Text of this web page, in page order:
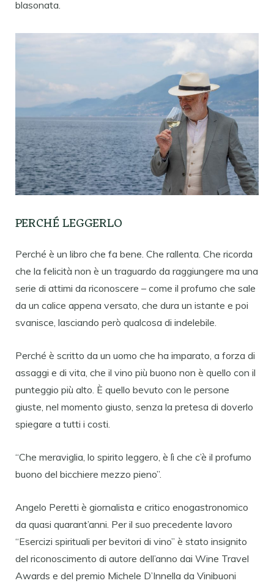
blasonata.
PERCHÉ LEGGERLO
Perché è un libro che fa bene. Che rallenta. Che ricorda
che la felicità non è un traguardo da raggiungere ma una
serie di attimi da riconoscere – come il profumo che sale
da un calice appena versato, che dura un istante e poi
svanisce, lasciando però qualcosa di indelebile.
Perché è scritto da un uomo che ha imparato, a forza di
assaggi e di vita, che il vino più buono non è quello con il
punteggio più alto. È quello bevuto con le persone
giuste, nel momento giusto, senza la pretesa di doverlo
spiegare a tutti i costi.
“Che meraviglia, lo spirito leggero, è lì che c’è il profumo
buono del bicchiere mezzo pieno”.
Angelo Peretti è giornalista e critico enogastronomico
da quasi quarant’anni. Per il suo precedente lavoro
“Esercizi spirituali per bevitori di vino” è stato insignito
del riconoscimento di autore dell’anno dai Wine Travel
Awards e del premio Michele D’Innella da Vinibuoni